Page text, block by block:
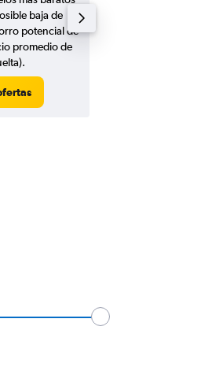
baja de
potencial de
promedio de